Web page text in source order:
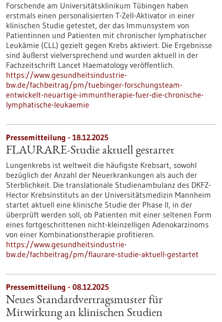
Forschende am Universitätsklinikum Tübingen haben
erstmals einen personalisierten T-Zell-Aktivator in einer
klinischen Studie getestet, der das Immunsystem von
Patientinnen und Patienten mit chronischer lymphatischer
Leukämie (CLL) gezielt gegen Krebs aktiviert. Die Ergebnisse
sind äußerst vielversprechend und wurden aktuell in der
Fachzeitschrift Lancet Haematology veröffentlich.
https://www.gesundheitsindustrie-
bw.de/fachbeitrag/pm/tuebinger-forschungsteam-
entwickelt-neuartige-immuntherapie-fuer-die-chronische-
lymphatische-leukaemie
Pressemitteilung - 18.12.2025
FLAURARE-Studie aktuell gestartet
Lungenkrebs ist weltweit die häufigste Krebsart, sowohl
bezüglich der Anzahl der Neuerkrankungen als auch der
Sterblichkeit. Die translationale Studienambulanz des DKFZ-
Hector Krebsinstituts an der Universitätsmedizin Mannheim
startet aktuell eine klinische Studie der Phase II, in der
überprüft werden soll, ob Patienten mit einer seltenen Form
eines fortgeschrittenen nicht-kleinzelligen Adenokarzinoms
von einer Kombinationstherapie profitieren.
https://www.gesundheitsindustrie-
bw.de/fachbeitrag/pm/flaurare-studie-aktuell-gestartet
Pressemitteilung - 08.12.2025
Neues Standardvertragsmuster für
Mitwirkung an klinischen Studien